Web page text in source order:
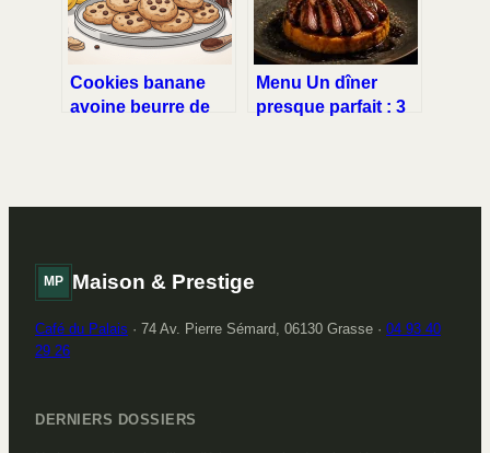
Cookies banane
avoine beurre de
gourmande
Menu Un dîner
presque parfait : 3
MP Maison & Prestige
Café du Palais · 74 Av. Pierre Sémard, 06130 Grasse · 04 93 40
29 26
DERNIERS DOSSIERS